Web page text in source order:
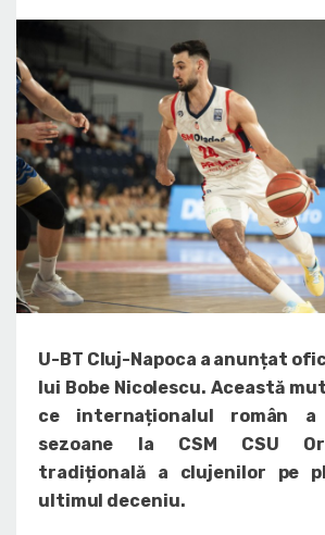
U-BT Cluj-Napoca a anunțat
lui Bobe Nicolescu. Această
ce internaționalul român
sezoane la CSM CSU
tradițională a clujenilor pe
ultimul deceniu.